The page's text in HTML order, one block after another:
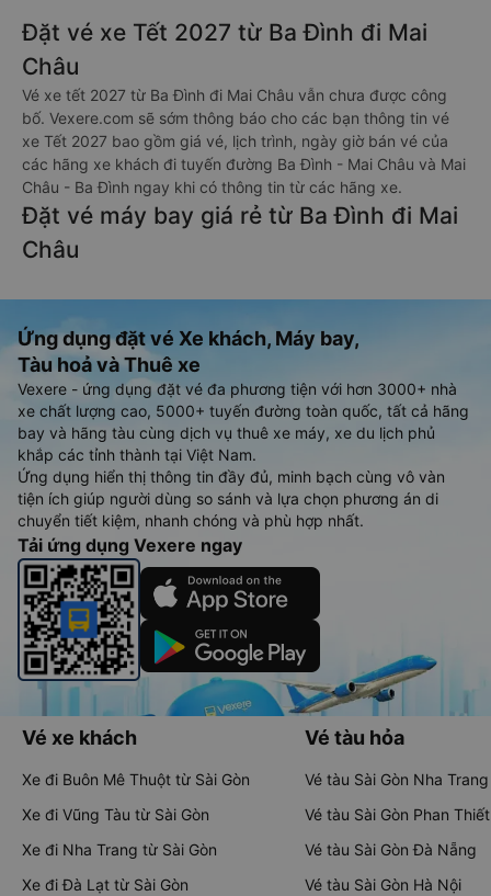
Đặt vé xe Tết 2027 từ Ba Đình đi Mai
Châu
Vé xe tết 2027 từ Ba Đình đi Mai Châu vẫn chưa được công
bố. Vexere.com sẽ sớm thông báo cho các bạn thông tin vé
xe Tết 2027 bao gồm giá vé, lịch trình, ngày giờ bán vé của
các hãng xe khách đi tuyến đường Ba Đình - Mai Châu và Mai
Châu - Ba Đình ngay khi có thông tin từ các hãng xe.
Đặt vé máy bay giá rẻ từ Ba Đình đi Mai
Châu
Ứng dụng đặt vé Xe khách, Máy bay,
Tàu hoả và Thuê xe
Vexere - ứng dụng đặt vé đa phương tiện với hơn 3000+ nhà
xe chất lượng cao, 5000+ tuyến đường toàn quốc, tất cả hãng
bay và hãng tàu cùng dịch vụ thuê xe máy, xe du lịch phủ
khắp các tỉnh thành tại Việt Nam.
Ứng dụng hiển thị thông tin đầy đủ, minh bạch cùng vô vàn
tiện ích giúp người dùng so sánh và lựa chọn phương án di
chuyển tiết kiệm, nhanh chóng và phù hợp nhất.
Tải ứng dụng Vexere ngay
Vé xe khách
Xe đi Buôn Mê Thuột từ Sài Gòn
Xe đi Vũng Tàu từ Sài Gòn
Xe đi Nha Trang từ Sài Gòn
Xe đi Đà Lạt từ Sài Gòn
Vé tàu hỏa
Vé tàu Sài Gòn Nha Trang
Vé tàu Sài Gòn Phan Thiết
Vé tàu Sài Gòn Đà Nẵng
Vé tàu Sài Gòn Hà Nội